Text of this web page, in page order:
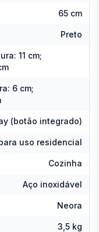
65 cm
Preto
11 cm;
6 cm;
(botão integrado)
uso residencial
Cozinha
Aço inoxidável
Neora
3,5 kg